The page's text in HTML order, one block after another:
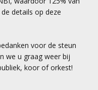
details op deze
voor de steun
we u graag weer bij
koor of orkest!